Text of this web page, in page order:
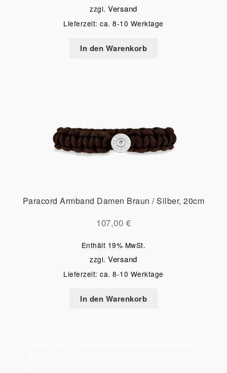
zzgl.Versand
Lieferzeit: ca. 8-10 Werktage
In den Warenkorb
Paracord Armband Damen Braun / Silber, 20cm
107,00 €
Enthält 19% MwSt.
zzgl.Versand
Lieferzeit: ca. 8-10 Werktage
In den Warenkorb